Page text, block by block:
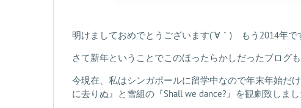
明けましておめでとうございます(´∀｀) もう2014年で
さて新年ということでこのほったらかしだったブログも
今現在、私はシンガポールに留学中なので年末年始
に去りぬ』と雪組の『Shall we dance?』を観劇致しまし